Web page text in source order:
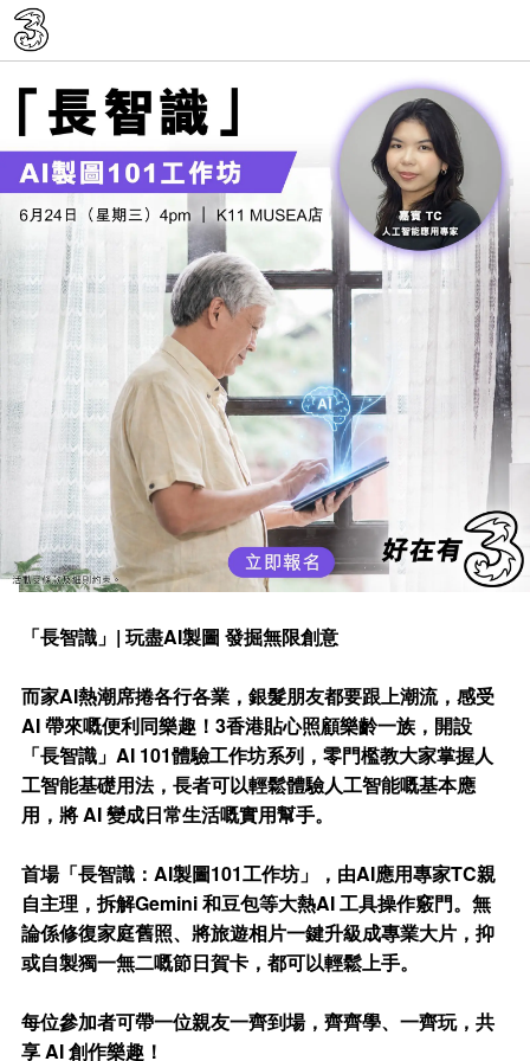
「長智識」| 玩盡AI製圖 發掘無限創意
而家AI熱潮席捲各行各業，銀髮朋友都要跟上潮流，感受
AI 帶來嘅便利同樂趣！3香港貼心照顧樂齡一族，開設
「長智識」AI 101體驗工作坊系列，零門檻教大家掌握人
工智能基礎用法，長者可以輕鬆體驗人工智能嘅基本應
用，將 AI 變成日常生活嘅實用幫手。
首場「長智識：AI製圖101工作坊」，由AI應用專家TC親
自主理，拆解Gemini 和豆包等大熱AI 工具操作竅門。無
論係修復家庭舊照、將旅遊相片一鍵升級成專業大片，抑
或自製獨一無二嘅節日賀卡，都可以輕鬆上手。
每位參加者可帶一位親友一齊到場，齊齊學、一齊玩，共
享 AI 創作樂趣！